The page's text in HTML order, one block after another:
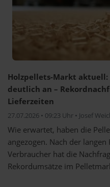
Holzpellets-Markt aktuell:
deutlich an –
Lieferzeiten
27.07.2026 • 09:23 Uhr • Josef
Wie erwartet, haben die
angezogen. Nach der
Verbraucher hat die
Rekordumsätze im